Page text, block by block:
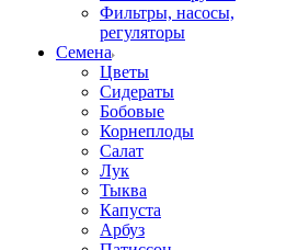
Фильтры, насосы,
регуляторы
Семена
Цветы
Сидераты
Бобовые
Корнеплоды
Салат
Лук
Тыква
Капуста
Арбуз